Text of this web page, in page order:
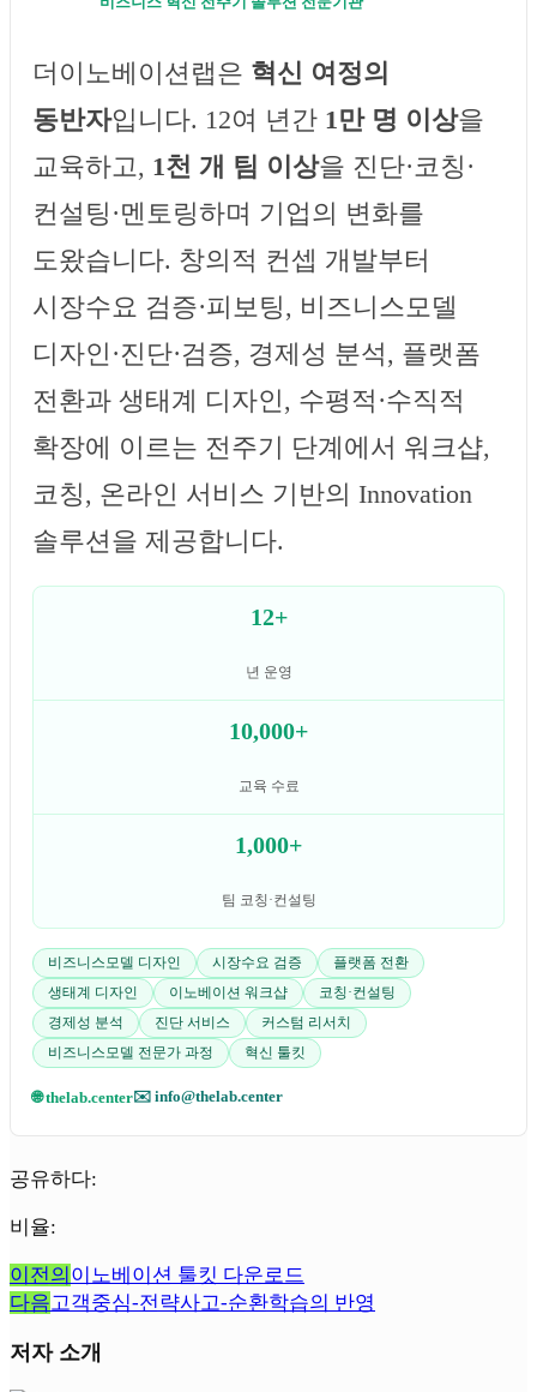
더이노베이션랩은 혁신 여정의
동반자입니다. 12여 년간 1만 명 이상을
교육하고, 1천 개 팀 이상을 진단·코칭·
컨설팅·멘토링하며 기업의 변화를
도왔습니다. 창의적 컨셉 개발부터
시장수요 검증·피보팅, 비즈니스모델
디자인·진단·검증, 경제성 분석, 플랫폼
전환과 생태계 디자인, 수평적·수직적
확장에 이르는 전주기 단계에서 워크샵,
코칭, 온라인 서비스 기반의 Innovation
솔루션을 제공합니다.
12+
년 운영
10,000+
교육 수료
1,000+
팀 코칭·컨설팅
비즈니스모델 디자인 시장수요 검증
플랫폼 전환
생태계 디자인
이노베이션 워크샵
코칭·컨설팅
경제성 분석
진단 서비스
커스텀 리서치
비즈니스모델 전문가 과정
혁신 툴킷
🌐 thelab.center✉️ info@thelab.center
공유하다:
비율:
이전의 이노베이션 툴킷 다운로드
다음고객중심-전략사고-순환학습의 반영
저자 소개